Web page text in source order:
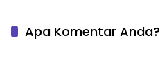
Apa Komentar Anda?